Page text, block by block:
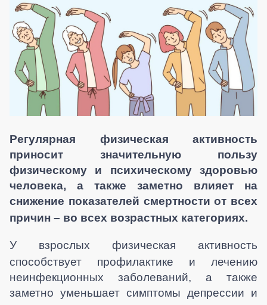
Регулярная физическая активность
приносит значительную пользу
физическому и психическому здоровью
человека, а также заметно влияет на
снижение показателей смертности от всех
причин – во всех возрастных категориях.
У взрослых физическая активность
способствует профилактике и лечению
неинфекционных заболеваний, а также
заметно уменьшает симптомы депрессии и